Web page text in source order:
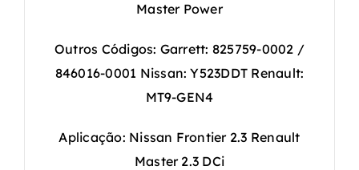
Master Power
Outros Códigos: Garrett: 825759-0002 /
846016-0001 Nissan: Y523DDT Renault:
MT9-GEN4
Aplicação: Nissan Frontier 2.3 Renault
Master 2.3 DCi